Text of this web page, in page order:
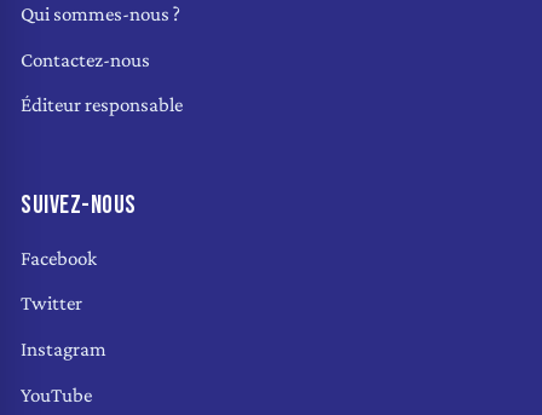
Qui sommes-nous ?
Contactez-nous
Éditeur responsable
SUIVEZ-NOUS
Facebook
Twitter
Instagram
YouTube